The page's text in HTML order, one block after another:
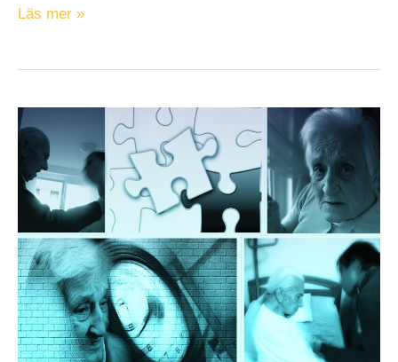
Läs mer »
Förvaltningen
bromsar
pågående
utvecklingsprojekt
angående
förändrade
arbetssätt
inom
dagverksamheterna